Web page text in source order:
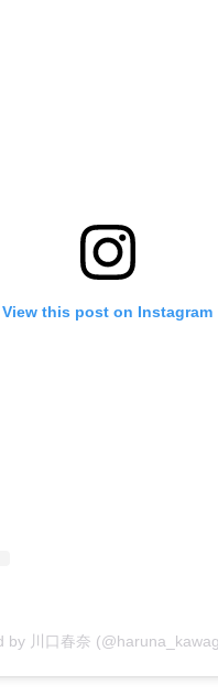
View this post on Instagram
by 川口春奈